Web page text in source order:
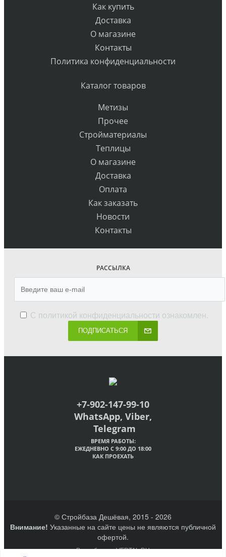
Как купить
Доставка
О магазине
Контакты
Политика конфиденциальности
Каталог товаров
Метизы
Прочее
Стройматериалы
Теплицы
О магазине
Доставка
Оплата
Как заказать
Новости
Контакты
РАССЫЛКА
С политикой конфиденциальности ознакомлен.
ПОДПИСАТЬСЯ
+7-902-147-99-10
WhatsApp, Viber,
Telegram
ВРЕМЯ РАБОТЫ:
ЕЖЕДНЕВНО С 9:00 ДО 18:00
КАК ПРОЕХАТЬ
© Стройбаза Дешёвая, 2015 - 2026
Внимание! Указанные на сайте цены не являются публичной
офертой.
Разработано VERTAL.RU